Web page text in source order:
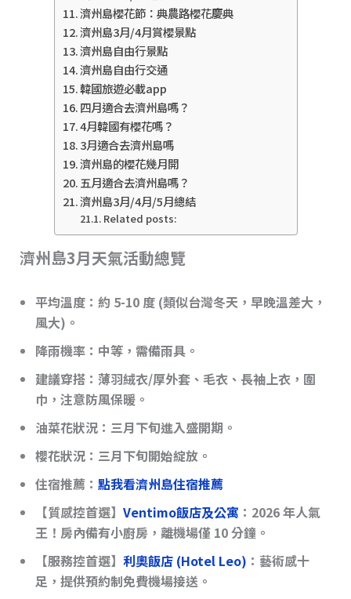
濟州島櫻花節：典農路櫻花慶典
濟州島3月/4月賞櫻景點
濟州島自由行景點
濟州島自由行交通
韓國旅遊必載app
四月適合去濟州島嗎？
4月韓國有櫻花嗎？
3月適合去濟州島嗎
濟州島的櫻花幾月開
五月適合去濟州島嗎？
濟州島3月/4月/5月總結
Related posts:
濟州島3月天氣活動總覽
平均溫度：約 5-10 度 (類似台灣冬天，早晚溫差大，
風大)。
降雨機率：中等，需備雨具。
建議穿搭：薄羽絨衣/厚外套、毛衣、長袖上衣，圍
巾，注意防風保暖。
油菜花狀況：三月下旬進入盛開期。
櫻花狀況：三月下旬開始綻放。
住宿推薦： 點我看濟州島住宿推薦
【質感控首選】 Ventimo飯店及公寓 ：2026 年人氣
王！房內備有小廚房，離機場僅 10 分鐘。
【服務控首選】 利奧飯店 (Hotel Leo) ：藝術感十
足，提供預約制免費機場接送。